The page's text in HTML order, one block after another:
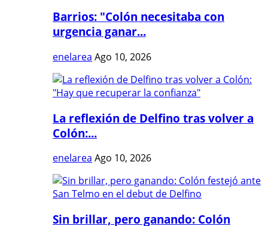
Barrios: "Colón necesitaba con
urgencia ganar...
enelarea Ago 10, 2026
La reflexión de Delfino tras volver a
Colón:...
enelarea Ago 10, 2026
Sin brillar, pero ganando: Colón